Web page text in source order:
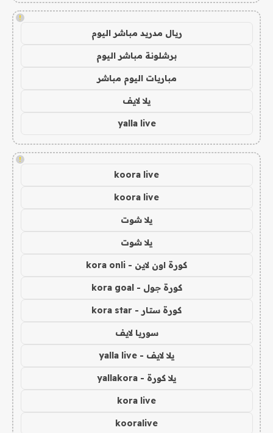
!
ريال مدريد مباشر اليوم
برشلونة مباشر اليوم
مباريات اليوم مباشر
يلا لايف
yalla live
!
koora live
koora live
يلا شوت
يلا شوت
كورة اون لاين - kora onli
كورة جول - kora goal
كورة ستار - kora star
سوريا لايف
يلا لايف - yalla live
يلا كورة - yallakora
kora live
kooralive